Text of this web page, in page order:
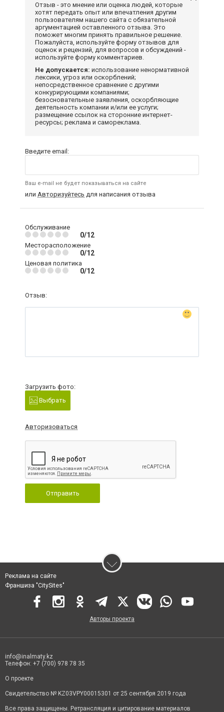
Отзыв - это мнение или оценка людей, которые
хотят передать опыт или впечатления другим
пользователям нашего сайта с обязательной
аргументацией оставленного отзыва. Это
поможет многим принять правильное решение.
Пожалуйста, используйте форму отзывов для
оценок и рецензий, для вопросов и обсуждений -
используйте форму комментариев.
Не допускается: использование ненормативной
лексики, угроз или оскорблений;
непосредственное сравнение с другими
конкурирующими компаниями;
безосновательные заявления, оскорбляющие
деятельность компании и/или ее услуги;
размещение ссылок на сторонние интернет-
ресурсы; реклама и самореклама.
Введите email:
Ваш e-mail не будет показываться на сайте
или Авторизуйтесь для написания отзыва
Обслуживание
0/12
Месторасположение
0/12
Ценовая политика
0/12
Отзыв:
Загрузить фото:
Выбрать
Авторизоваться
Отправить
Реклама на сайте
Франшиза "CitySites"
Авторы проекта
info@inalmaty.kz
Телефон: +7 (700) 978 78 35
О проекте
Свидетельство № KZ03VPY00015301 от 25 сентября 2019 года
Все права защищены. Ретрансляция и цитирование материалов